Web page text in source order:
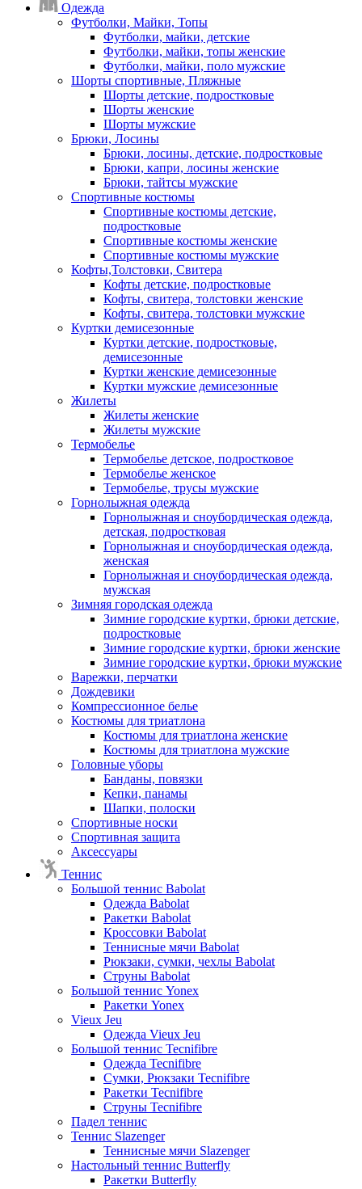
Одежда
Футболки, Майки, Топы
Футболки, майки, детские
Футболки, майки, топы женские
Футболки, майки, поло мужские
Шорты спортивные, Пляжные
Шорты детские, подростковые
Шорты женские
Шорты мужские
Брюки, Лосины
Брюки, лосины, детские, подростковые
Брюки, капри, лосины женские
Брюки, тайтсы мужские
Спортивные костюмы
Спортивные костюмы детские,
подростковые
Спортивные костюмы женские
Спортивные костюмы мужские
Кофты,Толстовки, Свитера
Кофты детские, подростковые
Кофты, свитера, толстовки женские
Кофты, свитера, толстовки мужские
Куртки демисезонные
Куртки детские, подростковые,
демисезонные
Куртки женские демисезонные
Куртки мужские демисезонные
Жилеты
Жилеты женские
Жилеты мужские
Термобелье
Термобелье детское, подростковое
Термобелье женское
Термобелье, трусы мужские
Горнолыжная одежда
Горнолыжная и сноубордическая одежда,
детская, подростковая
Горнолыжная и сноубордическая одежда,
женская
Горнолыжная и сноубордическая одежда,
мужская
Зимняя городская одежда
Зимние городские куртки, брюки детские,
подростковые
Зимние городские куртки, брюки женские
Зимние городские куртки, брюки мужские
Варежки, перчатки
Дождевики
Компрессионное белье
Костюмы для триатлона
Костюмы для триатлона женские
Костюмы для триатлона мужские
Головные уборы
Банданы, повязки
Кепки, панамы
Шапки, полоски
Спортивные носки
Спортивная защита
Аксессуары
Теннис
Большой теннис Babolat
Одежда Babolat
Ракетки Babolat
Кроссовки Babolat
Теннисные мячи Babolat
Рюкзаки, сумки, чехлы Babolat
Струны Babolat
Большой теннис Yonex
Ракетки Yonex
Vieux Jeu
Одежда Vieux Jeu
Большой теннис Tecnifibre
Одежда Tecnifibre
Сумки, Рюкзаки Tecnifibre
Ракетки Tecnifibre
Струны Tecnifibre
Падел теннис
Теннис Slazenger
Теннисные мячи Slazenger
Настольный теннис Butterfly
Ракетки Butterfly